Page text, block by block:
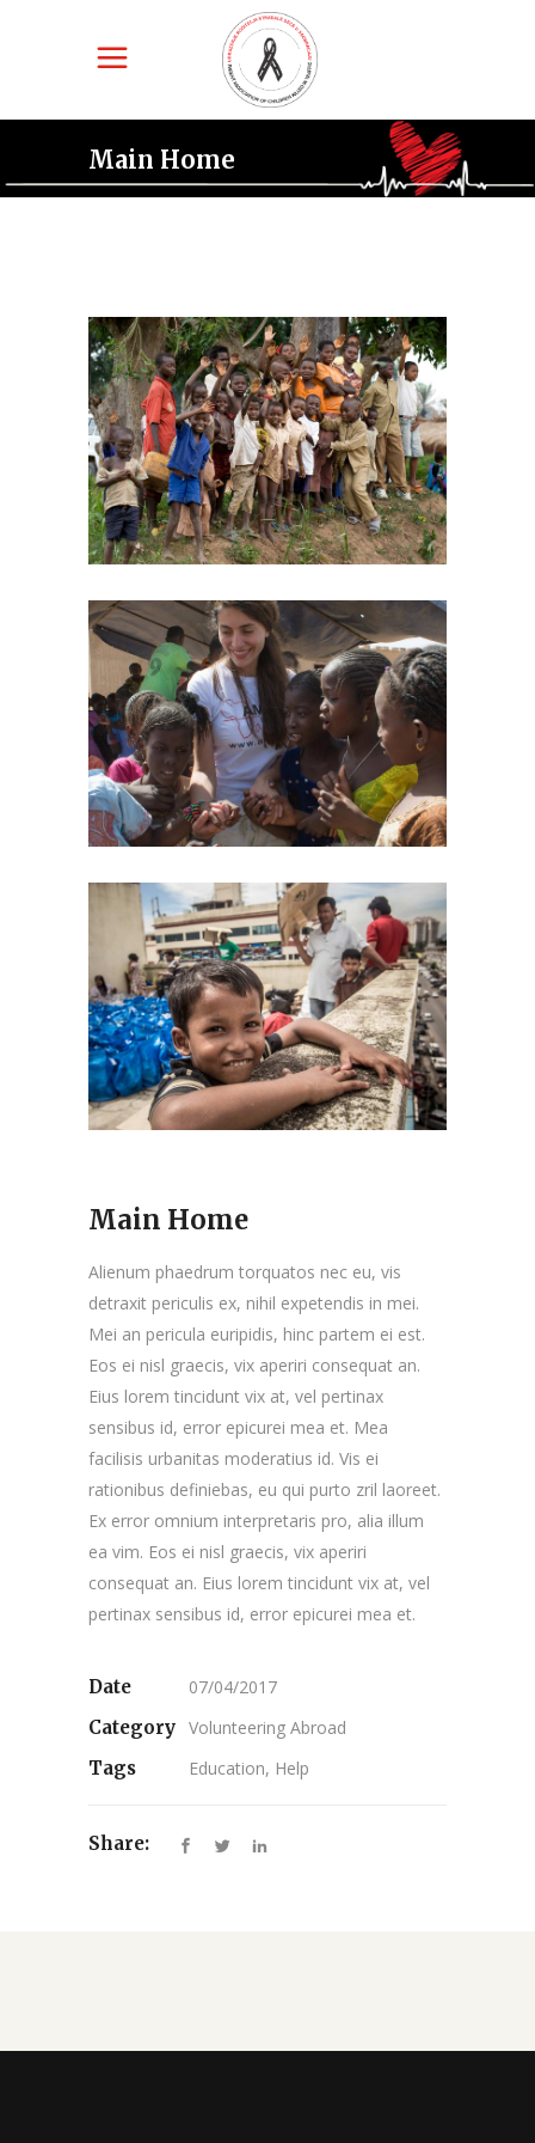
Main Home
Main Home
Alienum phaedrum torquatos nec eu, vis
detraxit periculis ex, nihil expetendis in mei.
Mei an pericula euripidis, hinc partem ei est.
Eos ei nisl graecis, vix aperiri consequat an.
Eius lorem tincidunt vix at, vel pertinax
sensibus id, error epicurei mea et. Mea
facilisis urbanitas moderatius id. Vis ei
rationibus definiebas, eu qui purto zril laoreet.
Ex error omnium interpretaris pro, alia illum
ea vim. Eos ei nisl graecis, vix aperiri
consequat an. Eius lorem tincidunt vix at, vel
pertinax sensibus id, error epicurei mea et.
Date
07/04/2017
Category Volunteering Abroad
Tags
Education, Help
Share: